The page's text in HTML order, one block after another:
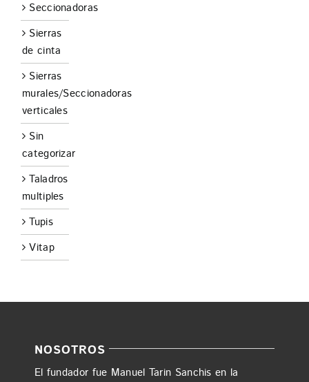
Seccionadoras
Sierras
de cinta
Sierras
murales/Seccionadoras
verticales
Sin
categorizar
Taladros
multiples
Tupis
Vitap
NOSOTROS
El fundador fue Manuel Tarin Sanchis en la